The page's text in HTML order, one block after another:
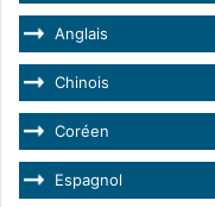
Anglais
Chinois
Coréen
Espagnol